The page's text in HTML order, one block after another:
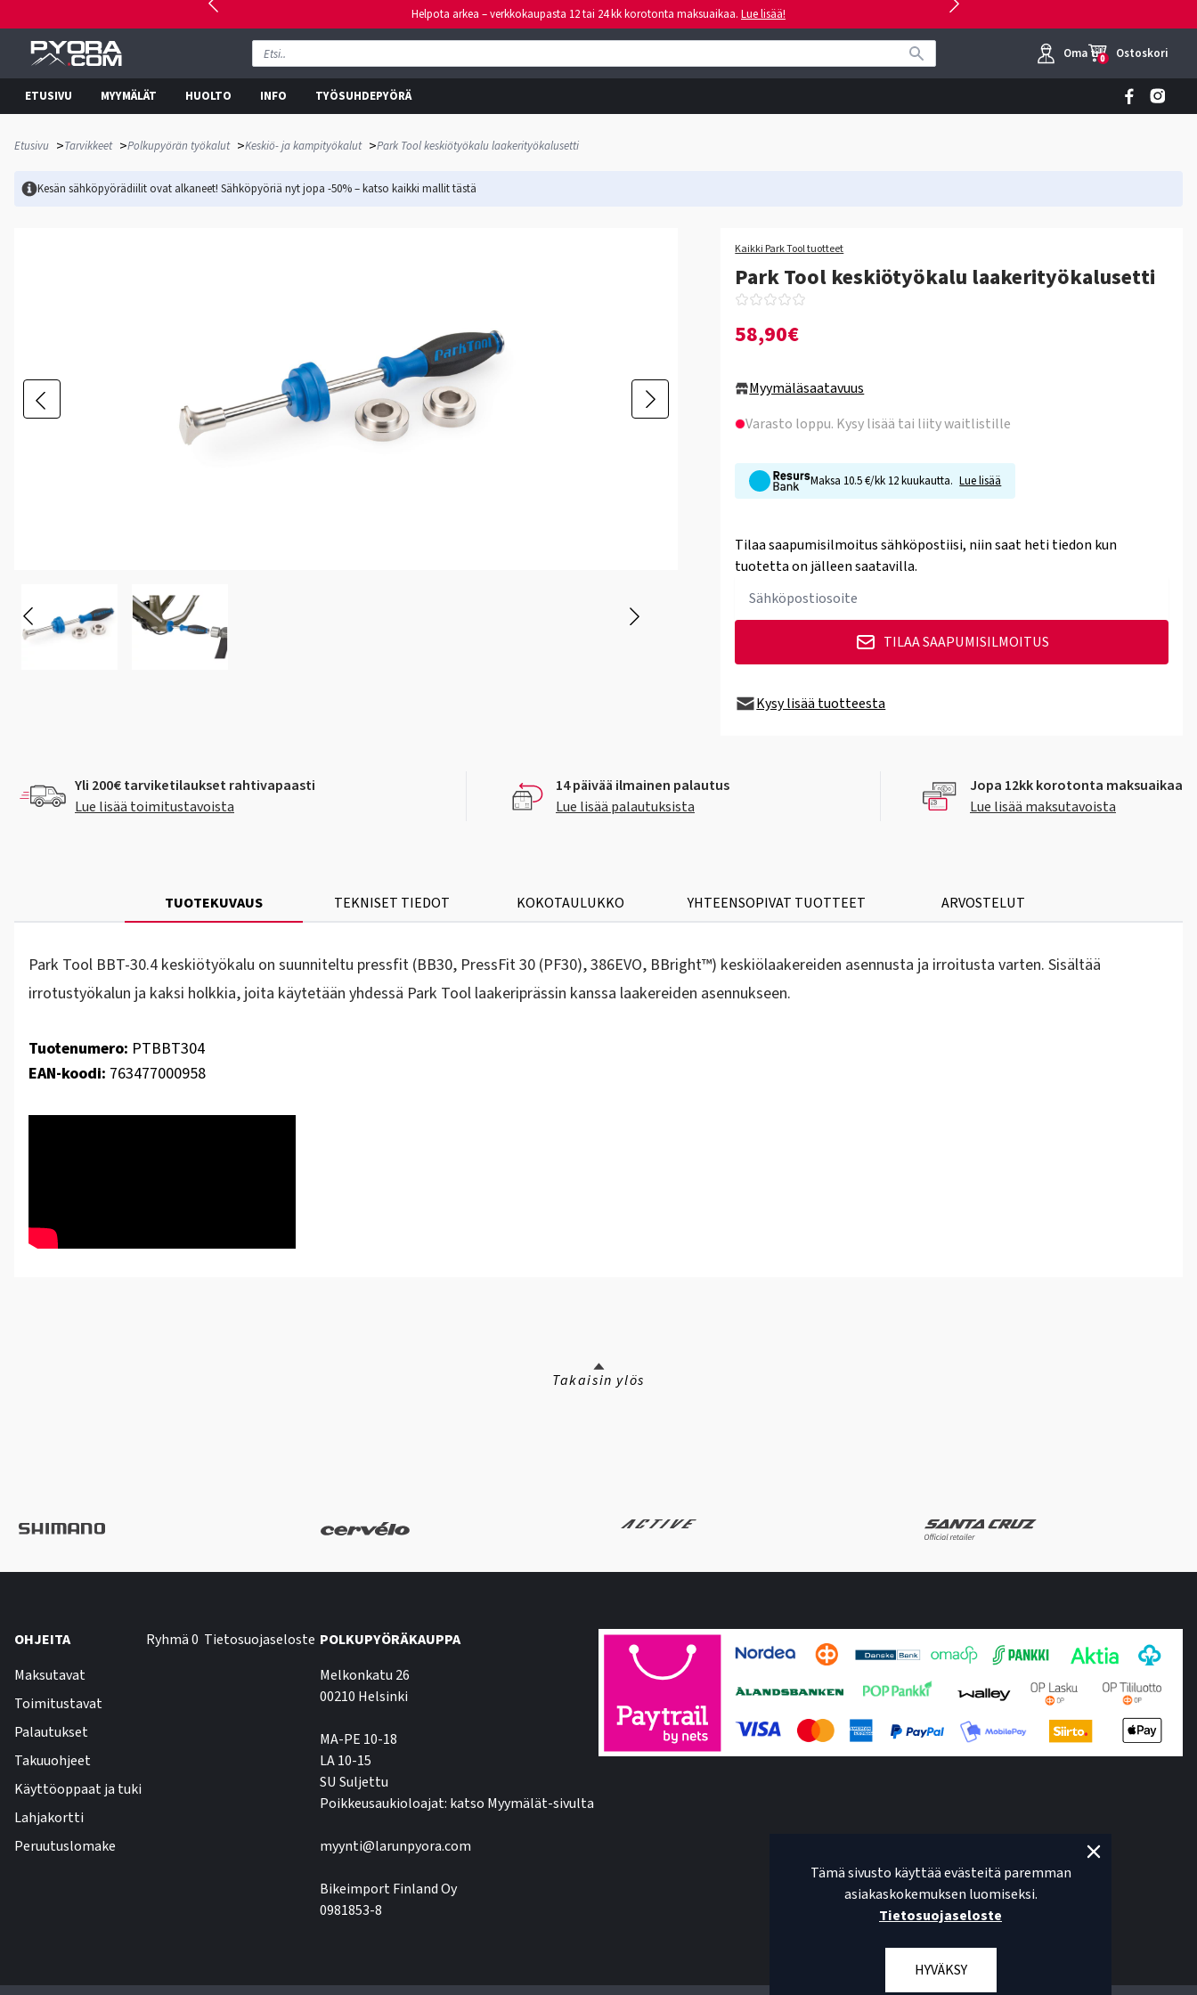
Helpota arkea – verkkokaupasta 12 tai 24 kk korotonta maksuaikaa. Lue lisää!
Oma tili
0 Ostoskori
ETUSIVU MYYMÄLÄT HUOLTO INFO TYÖSUHDEPYÖRÄ
Etusivu >Tarvikkeet >Polkupyörän työkalut >Keskiö- ja kampityökalut >Park Tool keskiötyökalu laakerityökalusetti
Kesän sähköpyörädiilit ovat alkaneet! Sähköpyöriä nyt jopa -50% – katso kaikki mallittästä
Kaikki Park Tool tuotteet
Park Tool keskiötyökalu laakerityökalusetti
58,90€
Myymäläsaatavuus
Varasto loppu. Kysy lisää tai liity waitlistille
Maksa 10.5 €/kk 12 kuukautta. Lue lisää
Tilaa saapumisilmoitus sähköpostiisi, niin saat heti tiedon kun
tuotetta on jälleen saatavilla.
TILAA SAAPUMISILMOITUS
Kysy lisää tuotteesta
Yli 200€ tarviketilaukset rahtivapaasti
Lue lisää toimitustavoista
14 päivää ilmainen palautus
Lue lisää palautuksista
Jopa 12kk korotonta maksuaikaa
Lue lisää maksutavoista
TUOTEKUVAUS TEKNISET TIEDOT KOKOTAULUKKO YHTEENSOPIVAT TUOTTEET ARVOSTELUT
Park Tool BBT-30.4 keskiötyökalu on suunniteltu pressfit (BB30, PressFit 30 (PF30), 386EVO, BBright™) keskiölaakereiden asennusta ja irroitusta varten. Sisältää
irrotustyökalun ja kaksi holkkia, joita käytetään yhdessä Park Tool laakeriprässin kanssa laakereiden asennukseen.
Tuotenumero: PTBBT304
EAN-koodi: 763477000958
Takaisin ylös
OHJEITA
Maksutavat
Toimitustavat
Palautukset
Takuuohjeet
Käyttöoppaat ja tuki
Lahjakortti
Peruutuslomake
Ryhmä 0 Tietosuojaseloste POLKUPYÖRÄKAUPPA
Melkonkatu 26
00210 Helsinki
MA-PE 10-18
LA 10-15
SU Suljettu
Poikkeusaukioloajat: katso Myymälät-sivulta
myynti@larunpyora.com
Bikeimport Finland Oy
0981853-8
Tämä sivusto käyttää evästeitä paremman
asiakaskokemuksen luomiseksi.
Tietosuojaseloste
HYVÄKSY